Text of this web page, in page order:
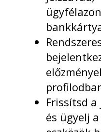
Frissítsd
és ügyelj